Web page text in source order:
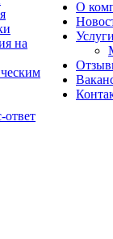
на
ответ
О